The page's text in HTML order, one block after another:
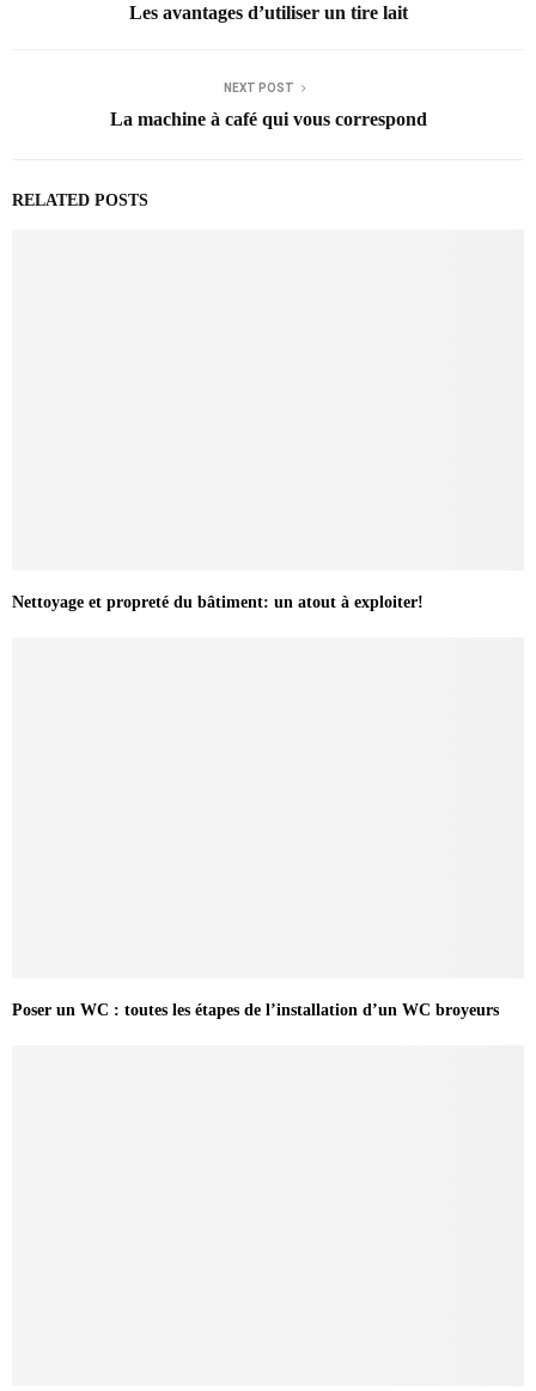
Les avantages d’utiliser un tire lait
NEXT POST
La machine à café qui vous correspond
RELATED POSTS
Nettoyage et propreté du bâtiment: un atout à exploiter!
Poser un WC : toutes les étapes de l’installation d’un WC broyeurs